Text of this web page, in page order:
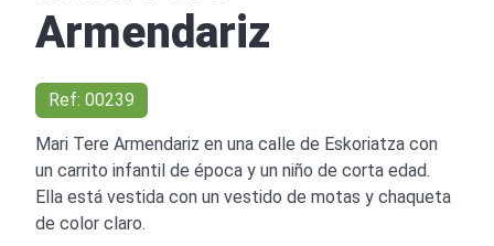
Armendariz
Ref: 00239
Mari Tere Armendariz en una calle de Eskoriatza con
un carrito infantil de época y un niño de corta edad.
Ella está vestida con un vestido de motas y chaqueta
de color claro.